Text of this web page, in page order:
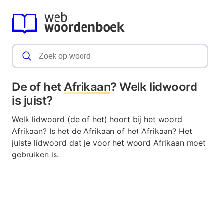
De of hetAfrikaan? Welk lidwoord
is juist?
Welk lidwoord (de of het) hoort bij het woord
Afrikaan? Is het de Afrikaan of het Afrikaan? Het
juiste lidwoord dat je voor het woord Afrikaan moet
gebruiken is: